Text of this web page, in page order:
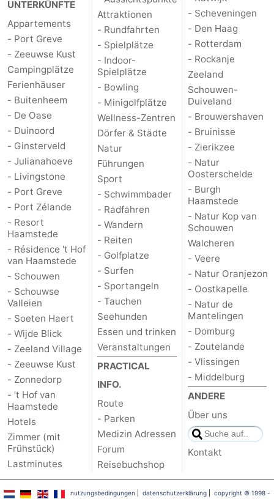
UNTERKÜNFTE
Appartements
- Port Greve
- Zeeuwse Kust
Campingplätze
Ferienhäuser
- Buitenheem
- De Oase
- Duinoord
- Ginsterveld
- Julianahoeve
- Livingstone
- Port Greve
- Port Zélande
- Resort
Haamstede
- Résidence 't Hof
van Haamstede
- Schouwen
- Schouwse
Valleien
- Soeten Haert
- Wijde Blick
- Zeeland Village
- Zeeuwse Kust
- Zonnedorp
- ’t Hof van
Haamstede
Hotels
Zimmer (mit
Frühstück)
Lastminutes
Attraktionen
- Rundfahrten
- Spielplätze
- Indoor-
Spielplätze
- Bowling
- Minigolfplätze
Wellness-Zentren
Dörfer & Städte
Natur
Führungen
Sport
- Schwimmbader
- Radfahren
- Wandern
- Reiten
- Golfplatze
- Surfen
- Sportangeln
- Tauchen
Seehunden
Essen und trinken
Veranstaltungen
PRACTICAL
INFO.
Route
- Parken
Medizin Adressen
Forum
Reisebuchshop
- Scheveningen
- Den Haag
- Rotterdam
- Rockanje
Zeeland
Schouwen-
Duiveland
- Brouwershaven
- Bruinisse
- Zierikzee
- Natur
Oosterschelde
- Burgh
Haamstede
- Natur Kop van
Schouwen
Walcheren
- Veere
- Natur Oranjezon
- Oostkapelle
- Natur de
Mantelingen
- Domburg
- Zoutelande
- Vlissingen
- Middelburg
ANDERE
Über uns
Kontakt
nutzungsbedingungen datenschutzerklärung| copyright © 1998 -